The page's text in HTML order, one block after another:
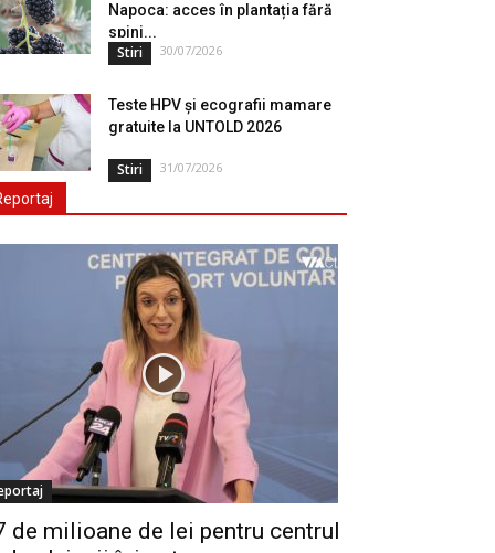
Napoca: acces în plantația fără
spini...
Stiri 30/07/2026
Teste HPV și ecografii mamare
gratuite la UNTOLD 2026
Stiri 31/07/2026
de milioane de lei pentru centrul